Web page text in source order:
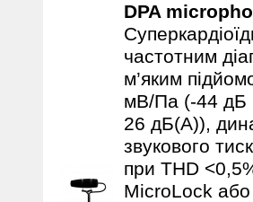
DPA
частотним
м’яким
мВ/Па (-44 дБ
26 дБ(A)),
звукового
при THD
MicroLock